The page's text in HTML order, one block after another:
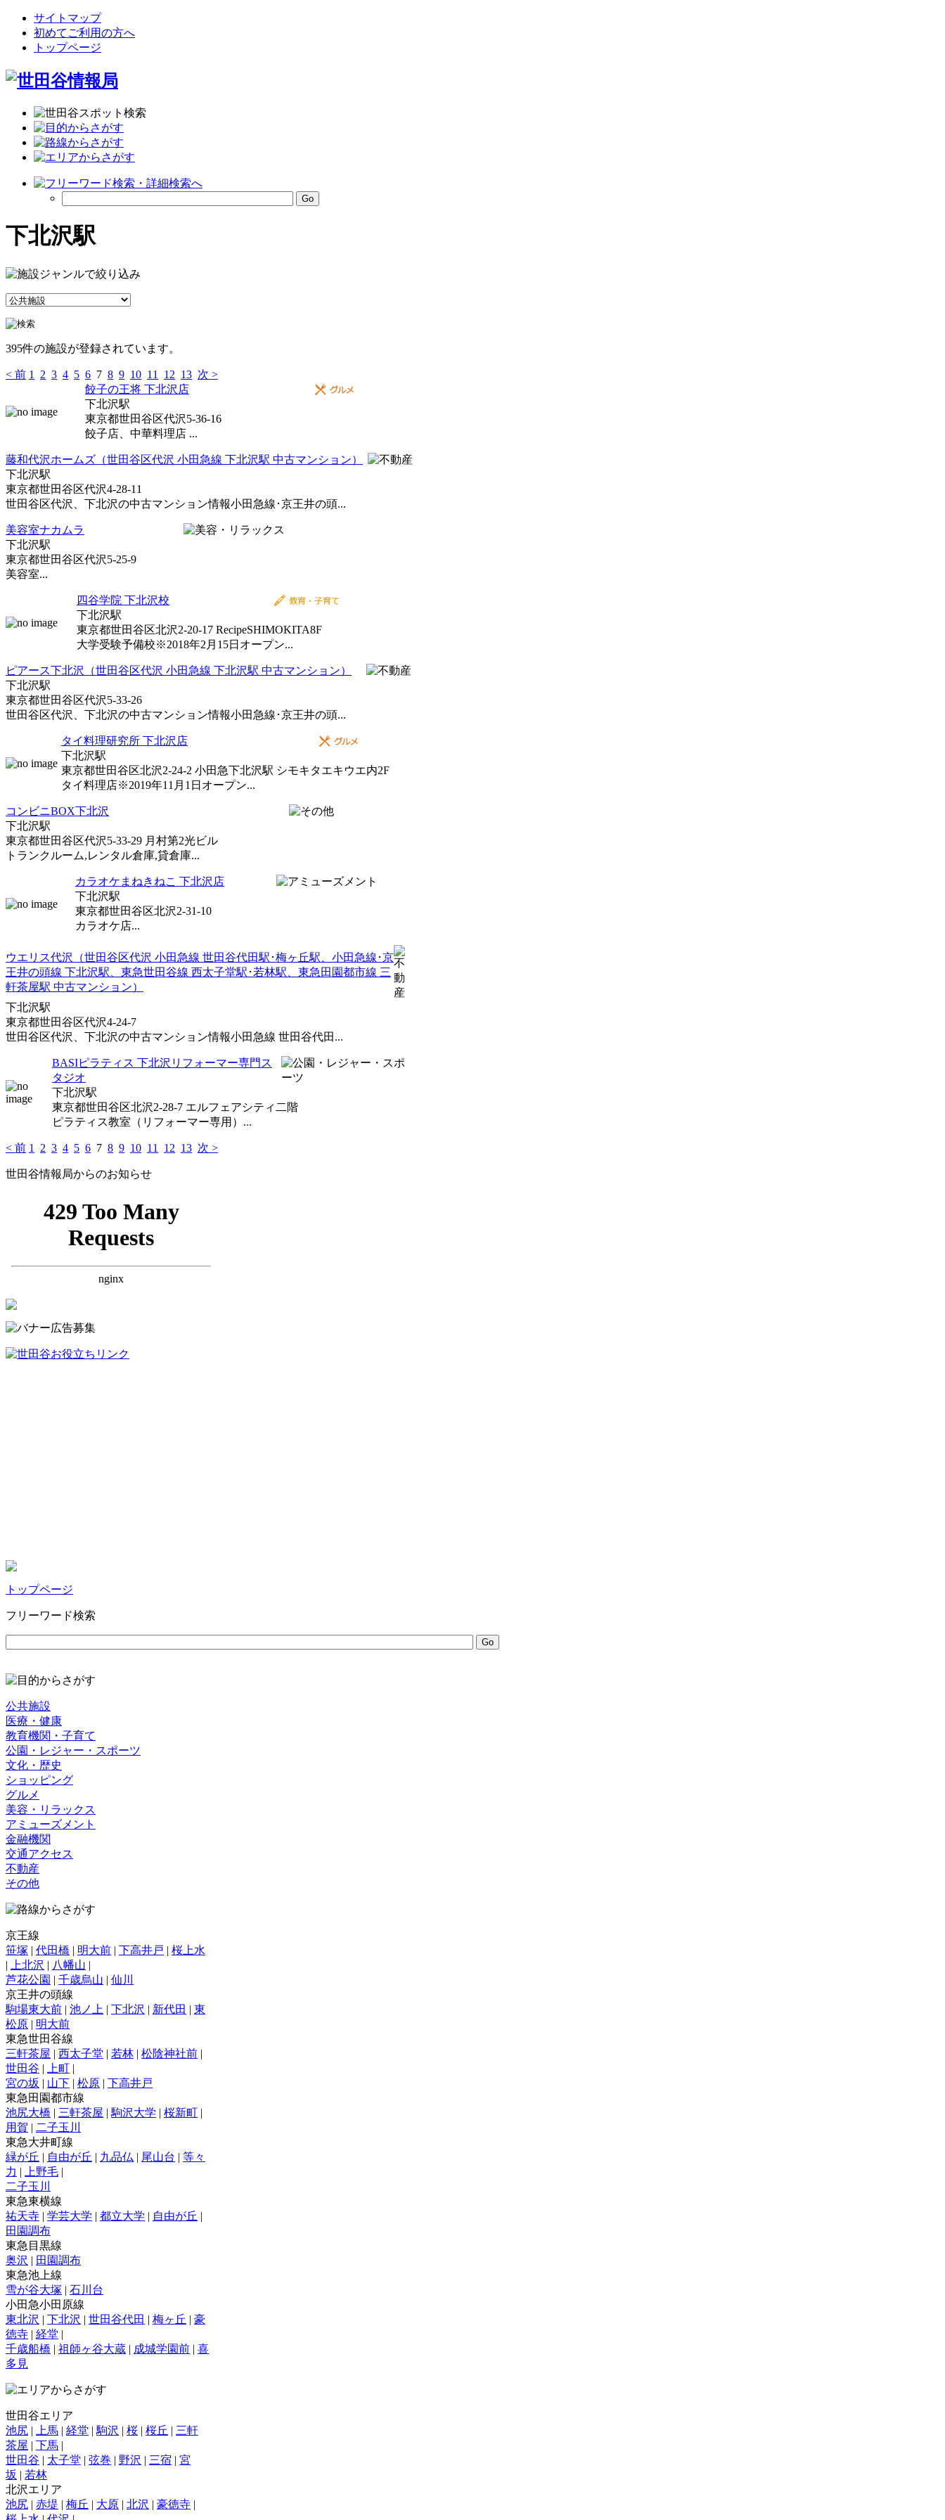
サイトマップ
初めてご利用の方へ
トップページ
下北沢駅
395件の施設が登録されています。
< 前 1 2 3 4 5 6 7 8 9 10 11 12 13 次 >
餃子の王将 下北沢店
下北沢駅
東京都世田谷区代沢5-36-16
餃子店、中華料理店 ...
藤和代沢ホームズ（世田谷区代沢 小田急線 下北沢駅 中古マンション）
下北沢駅
東京都世田谷区代沢4-28-11
世田谷区代沢、下北沢の中古マンション情報小田急線･京王井の頭...
美容室ナカムラ
下北沢駅
東京都世田谷区代沢5-25-9
美容室...
四谷学院 下北沢校
下北沢駅
東京都世田谷区北沢2-20-17 RecipeSHIMOKITA8F
大学受験予備校※2018年2月15日オープン...
ピアース下北沢（世田谷区代沢 小田急線 下北沢駅 中古マンション）
下北沢駅
東京都世田谷区代沢5-33-26
世田谷区代沢、下北沢の中古マンション情報小田急線･京王井の頭...
タイ料理研究所 下北沢店
下北沢駅
東京都世田谷区北沢2-24-2 小田急下北沢駅 シモキタエキウエ内2F
タイ料理店※2019年11月1日オープン...
コンビニBOX下北沢
下北沢駅
東京都世田谷区代沢5-33-29 月村第2光ビル
トランクルーム,レンタル倉庫,貸倉庫...
カラオケまねきねこ 下北沢店
下北沢駅
東京都世田谷区北沢2-31-10
カラオケ店...
ウエリス代沢（世田谷区代沢 小田急線 世田谷代田駅･梅ヶ丘駅、小田急線･京
王井の頭線 下北沢駅、東急世田谷線 西太子堂駅･若林駅、東急田園都市線 三
軒茶屋駅 中古マンション）
下北沢駅
東京都世田谷区代沢4-24-7
世田谷区代沢、下北沢の中古マンション情報小田急線 世田谷代田...
BASIピラティス 下北沢リフォーマー専門ス
タジオ
下北沢駅
東京都世田谷区北沢2-28-7 エルフェアシティ二階
ピラティス教室（リフォーマー専用）...
< 前 1 2 3 4 5 6 7 8 9 10 11 12 13 次 >
世田谷情報局からのお知らせ
トップページ
フリーワード検索
公共施設
医療・健康
教育機関・子育て
公園・レジャー・スポーツ
文化・歴史
ショッピング
グルメ
美容・リラックス
アミューズメント
金融機関
交通アクセス
不動産
その他
京王線
笹塚 | 代田橋 | 明大前 | 下高井戸 | 桜上水
|
上北沢 | 八幡山 |
芦花公園 | 千歳烏山 | 仙川
京王井の頭線
駒場東大前 | 池ノ上 | 下北沢 | 新代田 | 東
松原 | 明大前
東急世田谷線
三軒茶屋 | 西太子堂 | 若林 | 松陰神社前 |
世田谷 | 上町 |
宮の坂 | 山下 | 松原 | 下高井戸
東急田園都市線
池尻大橋 | 三軒茶屋 | 駒沢大学 | 桜新町 |
用賀 | 二子玉川
東急大井町線
緑が丘 | 自由が丘 | 九品仏 | 尾山台 | 等々
力 | 上野毛 |
二子玉川
東急東横線
祐天寺 | 学芸大学 | 都立大学 | 自由が丘 |
田園調布
東急目黒線
奥沢 | 田園調布
東急池上線
雪が谷大塚 | 石川台
小田急小田原線
東北沢 | 下北沢 | 世田谷代田 | 梅ヶ丘 | 豪
徳寺 | 経堂 |
千歳船橋 | 祖師ヶ谷大蔵 | 成城学園前 | 喜
多見
世田谷エリア
池尻 | 上馬 | 経堂 | 駒沢 | 桜 | 桜丘 | 三軒
茶屋 | 下馬 |
世田谷 | 太子堂 | 弦巻 | 野沢 | 三宿 | 宮
坂 | 若林
北沢エリア
池尻 | 赤堤 | 梅丘 | 大原 | 北沢 | 豪徳寺 |